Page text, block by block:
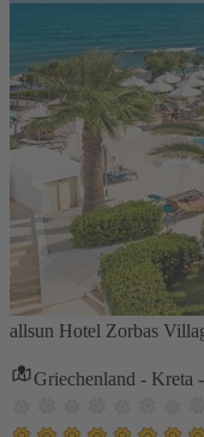
allsun Hotel Zorbas
Griechenland - Kreta